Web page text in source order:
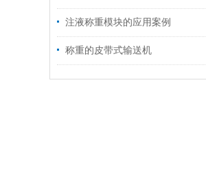
注液称重模块的应用案例
称重的皮带式输送机